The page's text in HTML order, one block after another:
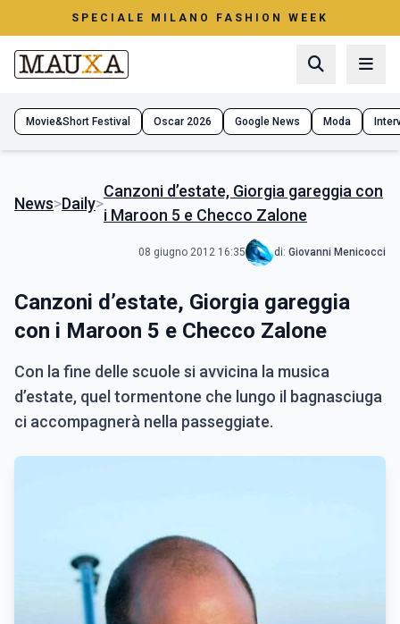
SPECIALE MILANO FASHION WEEK
Movie&Short Festival Oscar 2026 Google News Moda
News>Daily>
Canzoni d’estate, Giorgia gareggia con
i Maroon 5 e Checco Zalone
08 giugno 2012 16:35 di: Giovanni Menicocci
Canzoni d’estate, Giorgia gareggia
con i Maroon 5 e Checco Zalone
Con la fine delle scuole si avvicina la musica
d’estate, quel tormentone che lungo il bagnasciuga
ci accompagnerà nella passeggiate.